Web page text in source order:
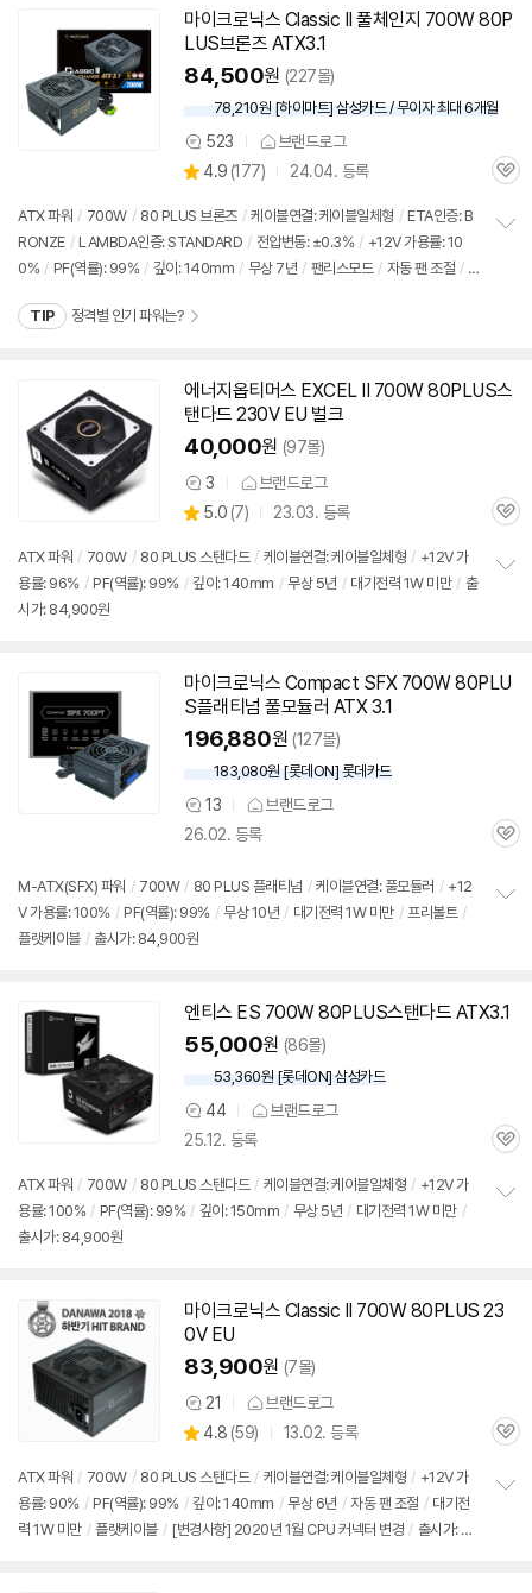
기
마이크로닉스 Classic II 풀체인지 700W 80P
LUS브론즈 ATX3.1
84,500원 (227몰)
78,210원 [하이마트] 삼성카드 / 무이자 최대 6개월
상
품
견
523 브랜드로그
별
점
4.9 (상
리
뷰
177) 24.04. 등록
관
ATX 파워 / 700W / 80 PLUS 브론즈 / 케이블연결: 케이블일체형 / ETA인증: B
RONZE / LAMBDA인증: STANDARD / 전압변동: ±0.3% / +12V 가용률: 10
0% / PF(역률): 99% / 깊이: 140mm / 무상 7년 / 팬리스모드 / 자동 팬 조절 /
TIP 정격별 인기 파워는?
에너지옵티머스 EXCEL II 700W 80PLUS스
탠다드 230V EU 벌크
40,000원 (97몰)
상
품
견
3 브랜드로그
별
점
5.0 (상
리
뷰
7) 23.03. 등록
관
ATX 파워 / 700W / 80 PLUS 스탠다드 / 케이블연결: 케이블일체형 / +12V 가
용률: 96% / PF(역률): 99% / 깊이: 140mm / 무상 5년 / 대기전력 1W 미만 / 출
시가: 84,900원
기
마이크로닉스 Compact SFX 700W 80PLU
S플래티넘 풀모듈러 ATX 3.1
196,880원 (127몰)
183,080원 [롯데ON] 롯데카드
상
품
견
13
브랜드로그
26.02. 등록
관
M-ATX(SFX) 파워 / 700W / 80 PLUS 플래티넘 / 케이블연결: 풀모듈러 / +12
V 가용률: 100% / PF(역률): 99% / 무상 10년 / 대기전력 1W 미만 / 프리볼트 /
플랫케이블 / 출시가: 84,900원
기
엔티스 ES 700W 80PLUS스탠다드 ATX3.1
55,000원 (86몰)
53,360원 [롯데ON] 삼성카드
상
품
견
44
브랜드로그
25.12. 등록
관
ATX 파워 / 700W / 80 PLUS 스탠다드 / 케이블연결: 케이블일체형 / +12V 가
용률: 100% / PF(역률): 99% / 깊이: 150mm / 무상 5년 / 대기전력 1W 미만 /
출시가: 84,900원
마이크로닉스 Classic II 700W 80PLUS 23
0V EU
83,900원 (7몰)
상
품
견
21 브랜드로그
별
점
4.8 (상
리
뷰
59) 13.02. 등록
관
ATX 파워 / 700W / 80 PLUS 스탠다드 / 케이블연결: 케이블일체형 / +12V 가
용률: 90% / PF(역률): 99% / 깊이: 140mm / 무상 6년 / 자동 팬 조절 / 대기전
력 1W 미만 / 플랫케이블 / [변경사항] 2020년 1월 CPU 커넥터 변경 / 출시가: 8